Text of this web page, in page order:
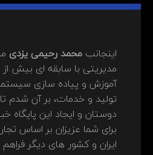
اینجانب محمد رحیمی یزدی
مدیریتی با سابقه ای بیش
آموزش و پیاده سازی
تولید و خدمات، بر آن شدم
دوستان و ایجاد این پایگاه
برای شما عزیزان بر اساس
ایران و کشور های دیگر